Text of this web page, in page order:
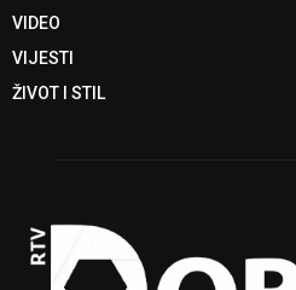
VIDEO
VIJESTI
ŽIVOT I STIL